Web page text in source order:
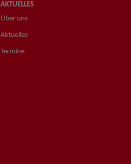
AKTUELLES
Über uns
Aktuelles
Termine